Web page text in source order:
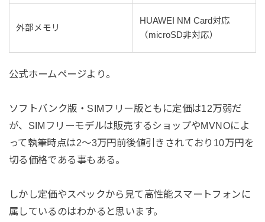
外部メモリ
HUAWEI NM Card対応
（microSD非対応）
公式ホームページより。
ソフトバンク版・SIMフリー版ともに定価は12万弱だ
が、SIMフリーモデルは販売するショップやMVNOによ
って執筆時点は2～3万円前後値引きされており10万円を
切る価格である事もある。
しかし定価やスペックから見て高性能スマートフォンに
属しているのはわかると思います。